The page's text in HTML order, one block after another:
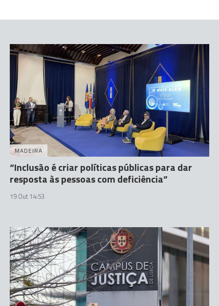
MADEIRA
“Inclusão é criar políticas públicas para dar
resposta às pessoas com deficiência”
19 Out 14:53